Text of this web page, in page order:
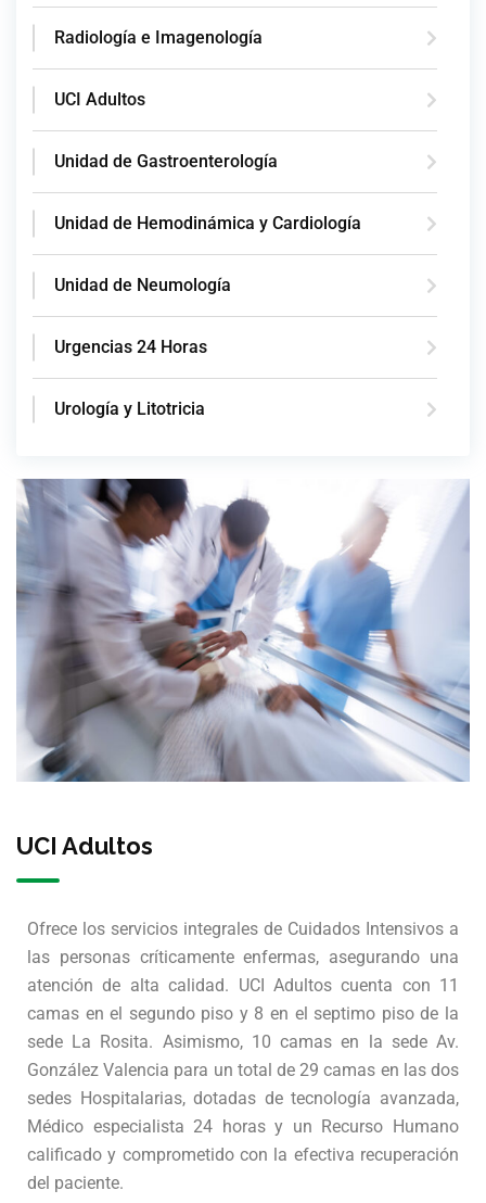
Radiología e Imagenología
UCI Adultos
Unidad de Gastroenterología
Unidad de Hemodinámica y Cardiología
Unidad de Neumología
Urgencias 24 Horas
Urología y Litotricia
UCI Adultos
Ofrece los servicios integrales de Cuidados Intensivos a
las personas críticamente enfermas, asegurando una
atención de alta calidad. UCI Adultos cuenta con 11
camas en el segundo piso y 8 en el septimo piso de la
sede La Rosita. Asimismo, 10 camas en la sede Av.
González Valencia para un total de 29 camas en las dos
sedes Hospitalarias, dotadas de tecnología avanzada,
Médico especialista 24 horas y un Recurso Humano
calificado y comprometido con la efectiva recuperación
del paciente.